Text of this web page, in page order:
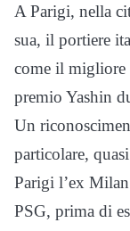
A Parigi, nella
sua, il portiere
come il migliore
premio Yashin
Un
particolare,
Parigi l’ex
PSG, prima di